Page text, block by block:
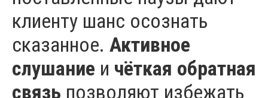
клиенту шанс осознать
сказанное. Активное
слушание и чёткая обратная
связь позволяют избежать